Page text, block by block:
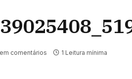
comentários 1 Leitura mínima